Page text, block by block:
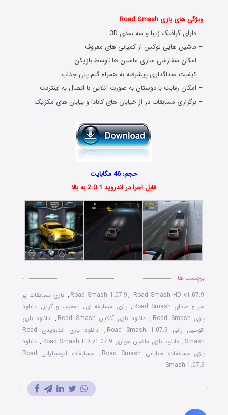
ویژگی های بازی Road Smash
– دارای گرافیک زیبا و سه بعدی 3D
– ماشین هایی لوکس از کمپانی های معروف
– امکان سفارشی سازی ماشین ها توسط بازیکن
– کیفیت صداگذاری پیشرفته به همراه گیم پلی جذاب
– امکان رقابت با دوستان به صورت آنلاین با اتصال به اینترنت
– برگزاری مسابقات در از خیابان های کانادا و بیابان های مکزیک
…
حجم: 46 مگابایت
قابل اجرا در اندروید 2.0.1 به بالا
برچسب ها
Road Smash 1.07.9, Road Smash HD v1.07.9
, بازی مسابقات پر
سر و صدای Road Smash
, بازی مسابقه ای , تعقیب و گریز , دانلود
بازی Road Smash
, دانلود بازی آنلاین Road Smash , دانلود بازی
اتومبیل رانی Road Smash 1.07.9
,
دانلود بازی اندرویدی Road
Smash
, دانلود بازی ماشین سواری Road Smash HD v1.07.9 , دانلود
بازی مسابقات خیابانی Road Smash
,
مسابقات اتومبیلرانی Road
Smash 1.07.9